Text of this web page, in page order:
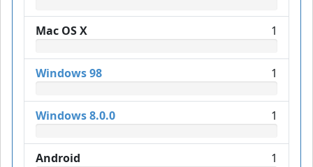
Mac OS X 1
Windows 98 1
Windows 8.0.0 1
Android 1